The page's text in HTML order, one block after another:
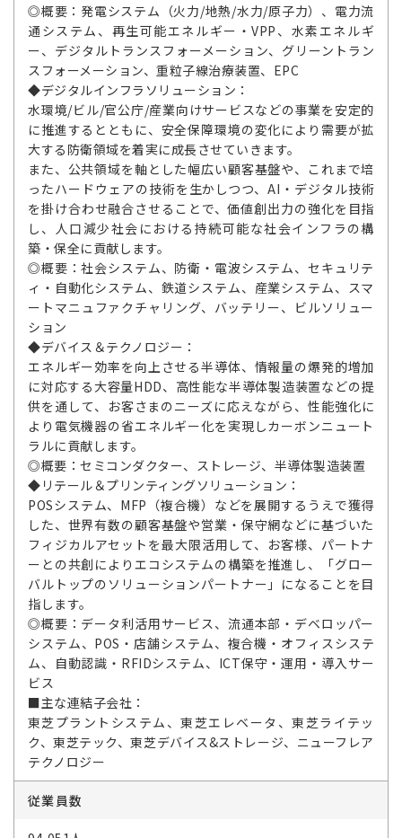
◎概要：発電システム（火力/地熱/水力/原子力）、電力流
通システム、再生可能エネルギー・VPP、水素エネルギ
ー、デジタルトランスフォーメーション、グリーントラン
スフォーメーション、重粒子線治療装置、EPC
◆デジタルインフラソリューション：
水環境/ビル/官公庁/産業向けサービスなどの事業を安定的
に推進するとともに、安全保障環境の変化により需要が拡
大する防衛領域を着実に成長させていきます。
また、公共領域を軸とした幅広い顧客基盤や、これまで培
ったハードウェアの技術を生かしつつ、AI・デジタル技術
を掛け合わせ融合させることで、価値創出力の強化を目指
し、人口減少社会における持続可能な社会インフラの構
築・保全に貢献します。
◎概要：社会システム、防衛・電波システム、セキュリテ
ィ・自動化システム、鉄道システム、産業システム、スマ
ートマニュファクチャリング、バッテリー、ビルソリュー
ション
◆デバイス＆テクノロジー：
エネルギー効率を向上させる半導体、情報量の爆発的増加
に対応する大容量HDD、高性能な半導体製造装置などの提
供を通して、お客さまのニーズに応えながら、性能強化に
より電気機器の省エネルギー化を実現しカーボンニュート
ラルに貢献します。
◎概要：セミコンダクター、ストレージ、半導体製造装置
◆リテール＆プリンティングソリューション：
POSシステム、MFP（複合機）などを展開するうえで獲得
した、世界有数の顧客基盤や営業・保守網などに基づいた
フィジカルアセットを最大限活用して、お客様、パートナ
ーとの共創によりエコシステムの構築を推進し、「グロー
バルトップのソリューションパートナー」になることを目
指します。
◎概要：データ利活用サービス、流通本部・デベロッパー
システム、POS・店舗システム、複合機・オフィスシステ
ム、自動認識・RFIDシステム、ICT保守・運用・導入サー
ビス
■主な連結子会社：
東芝プラントシステム、東芝エレベータ、東芝ライテッ
ク、東芝テック、東芝デバイス&ストレージ、ニューフレア
テクノロジー
従業員数